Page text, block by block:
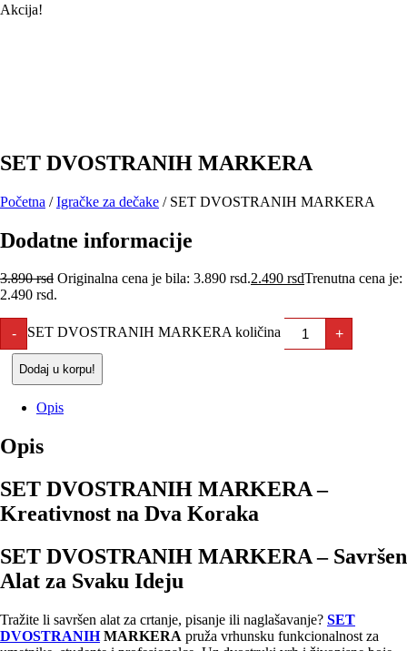
Akcija!
SET DVOSTRANIH MARKERA
Početna /Igračke za dečake / SET DVOSTRANIH MARKERA
Dodatne informacije
3.890rsd Originalna cena je bila: 3.890 rsd.2.490 rsdTrenutna cena je:
2.490 rsd.
- SET DVOSTRANIH MARKERA količina +
Dodaj u korpu!
Opis
Opis
SET DVOSTRANIH MARKERA –
Kreativnost na Dva Koraka
SET DVOSTRANIH MARKERA – Savršen
Alat za Svaku Ideju
Tražite li savršen alat za crtanje, pisanje ili naglašavanje? SET
DVOSTRANIHMARKERA pruža vrhunsku funkcionalnost za